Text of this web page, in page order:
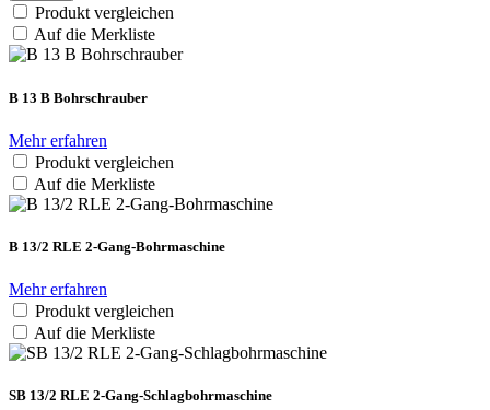
Produkt vergleichen
Auf die Merkliste
B 13 B Bohrschrauber
Mehr erfahren
Produkt vergleichen
Auf die Merkliste
B 13/2 RLE 2-Gang-Bohrmaschine
Mehr erfahren
Produkt vergleichen
Auf die Merkliste
SB 13/2 RLE 2-Gang-Schlag­bohrmaschine